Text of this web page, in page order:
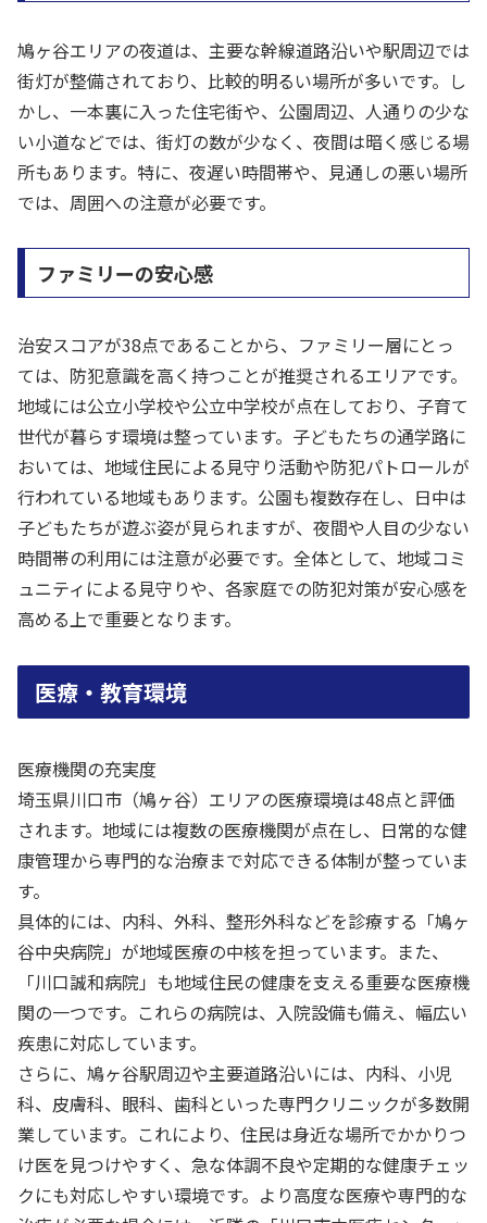
鳩ヶ谷エリアの夜道は、主要な幹線道路沿いや駅周辺では
街灯が整備されており、比較的明るい場所が多いです。し
かし、一本裏に入った住宅街や、公園周辺、人通りの少な
い小道などでは、街灯の数が少なく、夜間は暗く感じる場
所もあります。特に、夜遅い時間帯や、見通しの悪い場所
では、周囲への注意が必要です。
ファミリーの安心感
治安スコアが38点であることから、ファミリー層にとっ
ては、防犯意識を高く持つことが推奨されるエリアです。
地域には公立小学校や公立中学校が点在しており、子育て
世代が暮らす環境は整っています。子どもたちの通学路に
おいては、地域住民による見守り活動や防犯パトロールが
行われている地域もあります。公園も複数存在し、日中は
子どもたちが遊ぶ姿が見られますが、夜間や人目の少ない
時間帯の利用には注意が必要です。全体として、地域コミ
ュニティによる見守りや、各家庭での防犯対策が安心感を
高める上で重要となります。
医療・教育環境
医療機関の充実度
埼玉県川口市（鳩ヶ谷）エリアの医療環境は48点と評価
されます。地域には複数の医療機関が点在し、日常的な健
康管理から専門的な治療まで対応できる体制が整っていま
す。
具体的には、内科、外科、整形外科などを診療する「鳩ヶ
谷中央病院」が地域医療の中核を担っています。また、
「川口誠和病院」も地域住民の健康を支える重要な医療機
関の一つです。これらの病院は、入院設備も備え、幅広い
疾患に対応しています。
さらに、鳩ヶ谷駅周辺や主要道路沿いには、内科、小児
科、皮膚科、眼科、歯科といった専門クリニックが多数開
業しています。これにより、住民は身近な場所でかかりつ
け医を見つけやすく、急な体調不良や定期的な健康チェッ
クにも対応しやすい環境です。より高度な医療や専門的な